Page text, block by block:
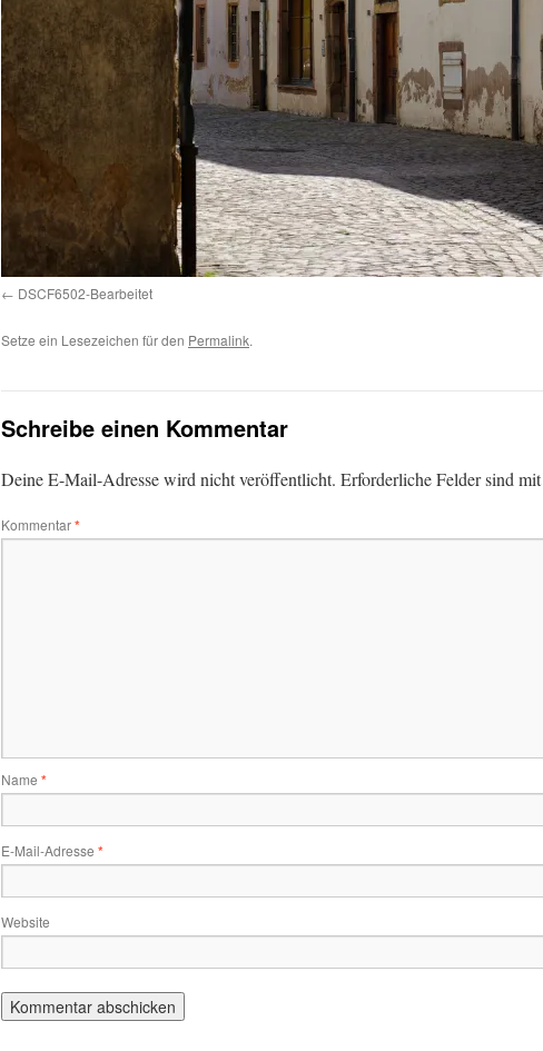
DSCF6502-Bearbeitet
Setze ein Lesezeichen für den Permalink.
Schreibe einen Kommentar
Deine E-Mail-Adresse wird nicht veröffentlicht. Erforderliche Felder sind mit
Kommentar*
Name *
E-Mail-Adresse *
Website